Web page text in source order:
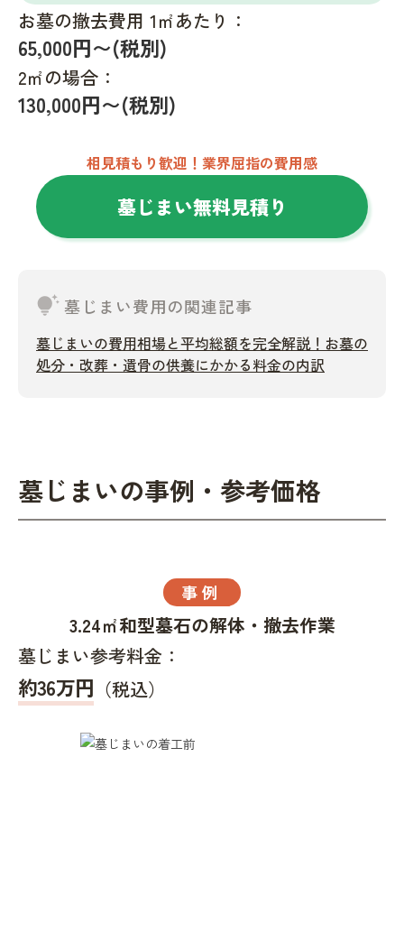
お墓の撤去費用 1㎡あたり：
65,000円〜(税別)
2㎡の場合：
130,000円〜(税別)
相見積もり歓迎！業界屈指の費用感
墓じまい無料見積り
tips_and_updates墓じまい費用の関連記事
墓じまいの費用相場と平均総額を完全解説！お墓の
処分・改葬・遺骨の供養にかかる料金の内訳
墓じまいの事例・参考価格
事例
3.24㎡和型墓石の解体・撤去作業
墓じまい参考料金：
約36万円 （税込）